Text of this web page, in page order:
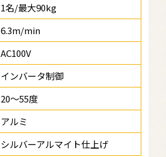
1名/最大90kg
6.3m/min
AC100V
インバータ制御
20〜55度
アルミ
シルバーアルマイト仕上げ